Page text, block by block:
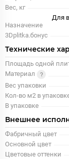
Вес, кг
Назначение
Для
3Dplitka.бонус
Технические
Площадь одной
Материал
Вес упаковки
Кол-во м2 в
В упаковке
Внешнее
Фабричный цвет
Основной цвет
Цветовые оттенки